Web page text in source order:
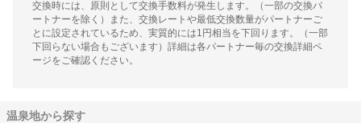
交換時には、原則として交換手数料が発生します。（一部の交換パ
ートナーを除く）また、交換レートや最低交換数量がパートナーご
とに設定されているため、実質的には1円相当を下回ります。（一部
下回らない場合もございます）詳細は各パートナー毎の交換詳細ペ
ージをご確認ください。
温泉地から探す